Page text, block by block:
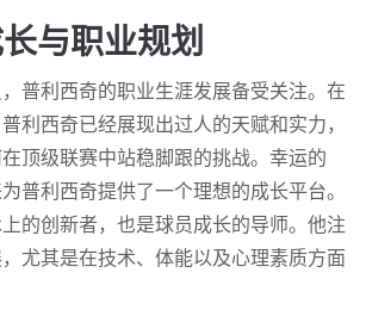
与职业规划
普利西奇的职业生涯发展备受关注。在
利西奇已经展现出过人的天赋和实力，
顶级联赛中站稳脚跟的挑战。幸运的
普利西奇提供了一个理想的成长平台。
的创新者，也是球员成长的导师。他注
尤其是在技术、体能以及心理素质方面